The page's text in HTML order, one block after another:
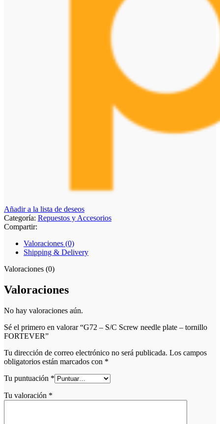
Añadir a la lista de deseos
Categoría: Repuestos y Accesorios
Compartir:
Valoraciones (0)
Shipping & Delivery
Valoraciones (0)
Valoraciones
No hay valoraciones aún.
Sé el primero en valorar “G72 – S/C Screw needle plate – tornillo
FORTEVER”
Tu dirección de correo electrónico no será publicada. Los campos
obligatorios están marcados con *
Tu puntuación *
Tu valoración *